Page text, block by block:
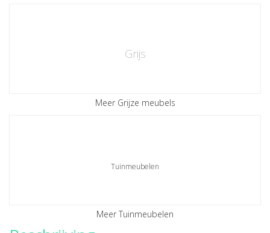
Grijs
Meer Grijze meubels
Tuinmeubelen
Meer Tuinmeubelen